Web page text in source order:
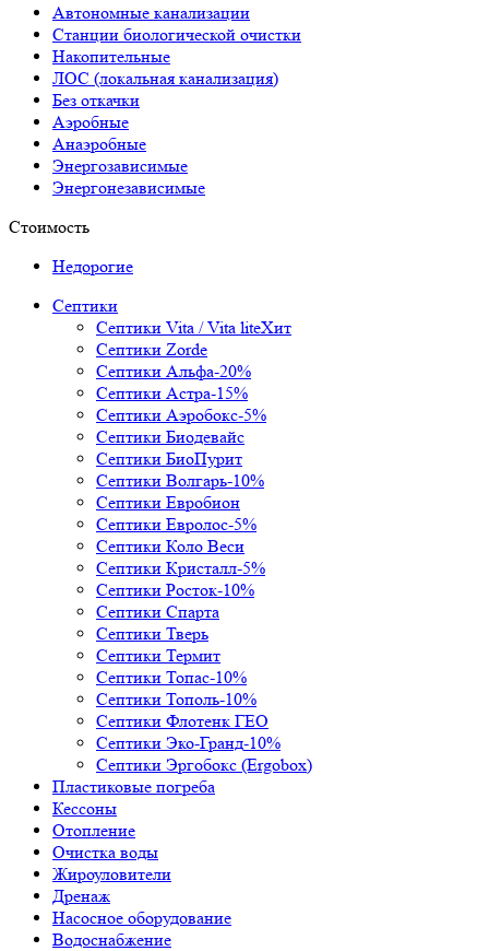
Автономные канализации
Станции биологической очистки
Накопительные
ЛОС (локальная канализация)
Без откачки
Аэробные
Анаэробные
Энергозависимые
Энергонезависимые
Стоимость
Недорогие
Септики
Септики Vita / Vita liteХит
Септики Zorde
Септики Альфа-20%
Септики Астра-15%
Септики Аэробокс-5%
Септики Биодевайс
Септики БиоПурит
Септики Волгарь-10%
Септики Евробион
Септики Евролос-5%
Септики Коло Веси
Септики Кристалл-5%
Септики Росток-10%
Септики Спарта
Септики Тверь
Септики Термит
Септики Топас-10%
Септики Тополь-10%
Септики Флотенк ГЕО
Септики Эко-Гранд-10%
Септики Эргобокс (Ergobox)
Пластиковые погреба
Кессоны
Отопление
Очистка воды
Жироуловители
Дренаж
Насосное оборудование
Водоснабжение